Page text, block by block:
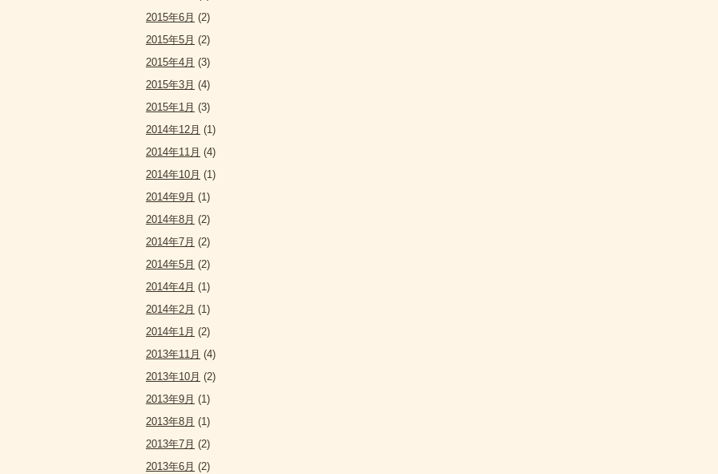
2015年6月 (2)
2015年5月 (2)
2015年4月 (3)
2015年3月 (4)
2015年1月 (3)
2014年12月 (1)
2014年11月 (4)
2014年10月 (1)
2014年9月 (1)
2014年8月 (2)
2014年7月 (2)
2014年5月 (2)
2014年4月 (1)
2014年2月 (1)
2014年1月 (2)
2013年11月 (4)
2013年10月 (2)
2013年9月 (1)
2013年8月 (1)
2013年7月 (2)
2013年6月 (2)